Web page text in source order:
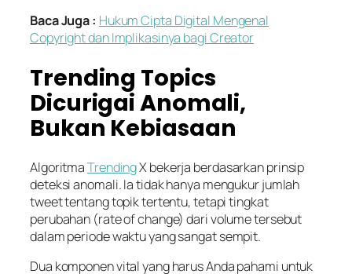
Baca Juga : Hukum Cipta Digital Mengenal
Copyright dan Implikasinya bagi Creator
Trending Topics
Dicurigai Anomali,
Bukan Kebiasaan
AlgoritmaTrendingX bekerja berdasarkan prinsip
deteksi anomali. Ia tidak hanya mengukur jumlah
tweet tentang topik tertentu, tetapi tingkat
perubahan (rate of change) dari volume tersebut
dalam periode waktu yang sangat sempit.
Dua komponen vital yang harus Anda pahami untuk